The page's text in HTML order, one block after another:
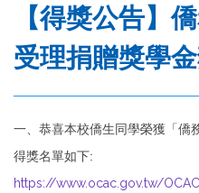
【得獎公告】
受理捐贈獎學
一、恭喜本校僑生同學榮獲「僑
得獎名單如下:
https://www.ocac.gov.tw/